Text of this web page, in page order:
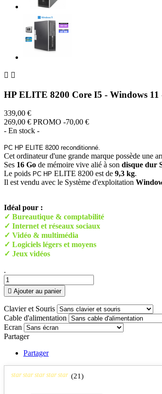
 
HP ELITE 8200 Core I5 - Windows
339,00 €
269,00 € PROMO -70,00 €
- En stock -
PC HP ELITE 8200 reconditionné.
Cet ordinateur d'une grande marque possède une
Ses 16 Go de mémoire vive alié à son disque dur
Le poids PC HP ELITE 8200 est de 9,3 kg.
Il est vendu avec le Système d'exploitation
Idéal pour :
✓ Bureautique & comptabilité
✓ Internet et réseaux sociaux
✓ Vidéo & multimédia
✓ Logiciels légers et moyens
✓ Jeux vidéos
.
 Ajouter au panier
Clavier et Souris
Cable d'alimentation
Ecran
Partager
Partager
star star star star star (21)